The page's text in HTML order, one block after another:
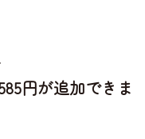
円が追加できま